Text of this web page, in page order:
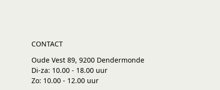
CONTACT
Oude Vest 89, 9200 Dendermonde
Di-za: 10.00 - 18.00 uur
Zo: 10.00 - 12.00 uur